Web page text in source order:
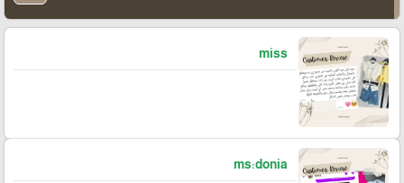
miss
ms:donia